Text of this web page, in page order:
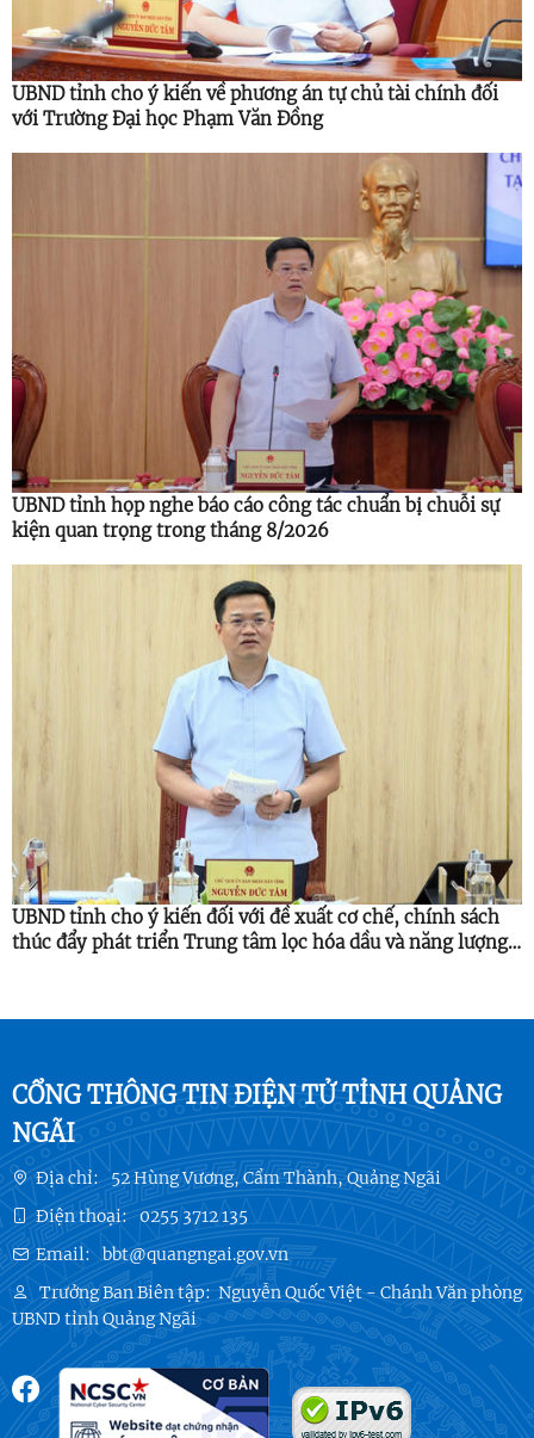
UBND tỉnh cho ý kiến về phương án tự chủ tài chính đối
với Trường Đại học Phạm Văn Đồng
UBND tỉnh họp nghe báo cáo công tác chuẩn bị chuỗi sự
kiện quan trọng trong tháng 8/2026
UBND tỉnh cho ý kiến đối với đề xuất cơ chế, chính sách
thúc đẩy phát triển Trung tâm lọc hóa dầu và năng lượng
CỔNG THÔNG TIN ĐIỆN TỬ TỈNH QUẢNG
NGÃI
Địa chỉ: 52 Hùng Vương, Cẩm Thành, Quảng Ngãi
Điện thoại: 0255 3712 135
Email: bbt@quangngai.gov.vn
Trưởng Ban Biên tập:Nguyễn Quốc Việt - Chánh Văn phòng
UBND tỉnh Quảng Ngãi